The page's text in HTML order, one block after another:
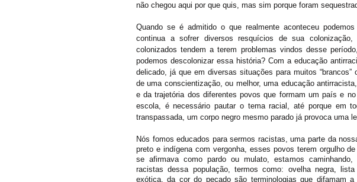
não chegou aqui por que quis, mas sim porque foram
Quando se é admitido o que realmente aconteceu
continua a sofrer diversos resquícios de sua
colonizados tendem a terem problemas vindos desse
podemos descolonizar essa história? Com a educação
delicado, já que em diversas situações para muitos
de uma conscientização, ou melhor, uma educação
e da trajetória dos diferentes povos que formam um país e
escola, é necessário pautar o tema racial, até porque em
transpassada, um corpo negro mesmo parado já provoca uma
Nós fomos educados para sermos racistas, uma parte da
preto e indígena com vergonha, esses povos terem orgulho
se afirmava como pardo ou mulato, estamos
racistas dessa população, termos como: ovelha negra,
exótica, da cor do pecado são terminologias que difamam